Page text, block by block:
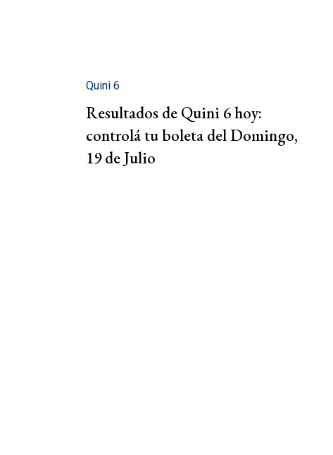
Quini 6
Resultados de Quini 6 hoy:
controlá tu boleta del Domingo,
19 de Julio